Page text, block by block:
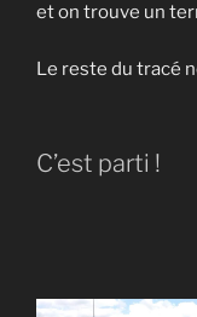
et on trouve un
Le reste du tracé
C’est parti !